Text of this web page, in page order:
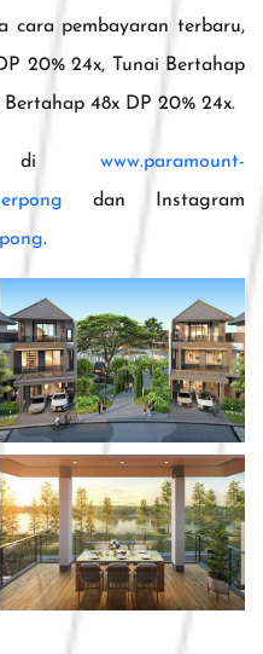
cara pembayaran terbaru,
20% 24x, Tunai Bertahap
48x DP 20% 24x.
di www.paramount-
dan Instagram
.